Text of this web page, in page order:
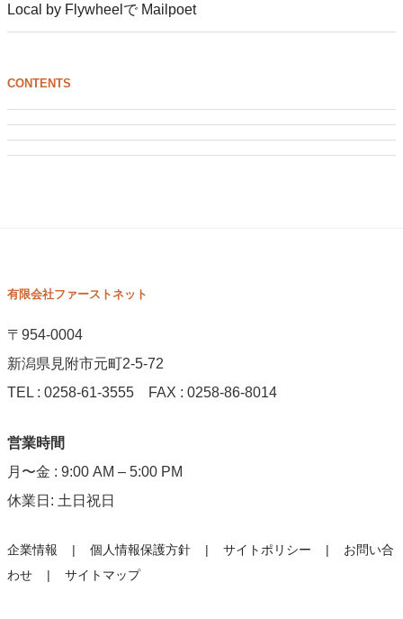
Local by Flywheelで Mailpoet
CONTENTS
有限会社ファーストネット
〒954-0004
新潟県見附市元町2-5-72
TEL : 0258-61-3555 FAX : 0258-86-8014
営業時間
月〜金 : 9:00 AM – 5:00 PM
休業日: 土日祝日
企業情報 個人情報保護方針 サイトポリシー
お問い合
わせ
サイトマップ